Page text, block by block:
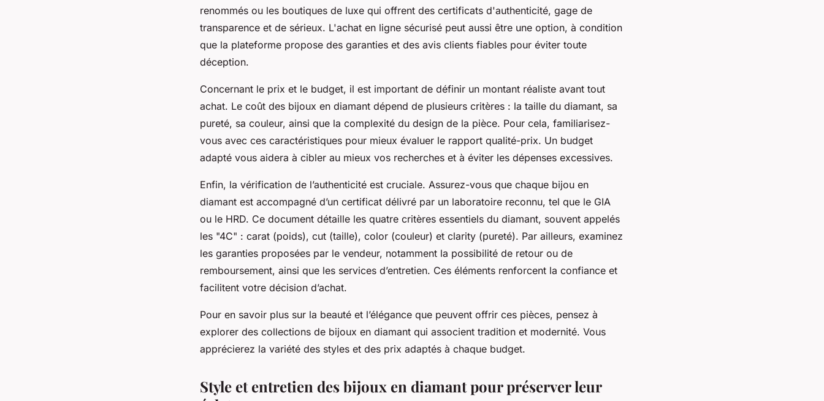
renommés ou les boutiques de luxe qui offrent des certificats d'authenticité, gage de
transparence et de sérieux. L'achat en ligne sécurisé peut aussi être une option, à condition
que la plateforme propose des garanties et des avis clients fiables pour éviter toute
déception.
Concernant le prix et le budget, il est important de définir un montant réaliste avant tout
achat. Le coût des bijoux en diamant dépend de plusieurs critères : la taille du diamant, sa
pureté, sa couleur, ainsi que la complexité du design de la pièce. Pour cela, familiarisez-
vous avec ces caractéristiques pour mieux évaluer le rapport qualité-prix. Un budget
adapté vous aidera à cibler au mieux vos recherches et à éviter les dépenses excessives.
Enfin, la vérification de l’authenticité est cruciale. Assurez-vous que chaque bijou en
diamant est accompagné d’un certificat délivré par un laboratoire reconnu, tel que le GIA
ou le HRD. Ce document détaille les quatre critères essentiels du diamant, souvent appelés
les "4C" : carat (poids), cut (taille), color (couleur) et clarity (pureté). Par ailleurs, examinez
les garanties proposées par le vendeur, notamment la possibilité de retour ou de
remboursement, ainsi que les services d’entretien. Ces éléments renforcent la confiance et
facilitent votre décision d’achat.
Pour en savoir plus sur la beauté et l’élégance que peuvent offrir ces pièces, pensez à
explorer des collections de bijoux en diamant qui associent tradition et modernité. Vous
apprécierez la variété des styles et des prix adaptés à chaque budget.
Style et entretien des bijoux en diamant pour préserver leur